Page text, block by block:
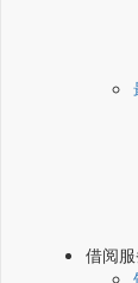
借阅